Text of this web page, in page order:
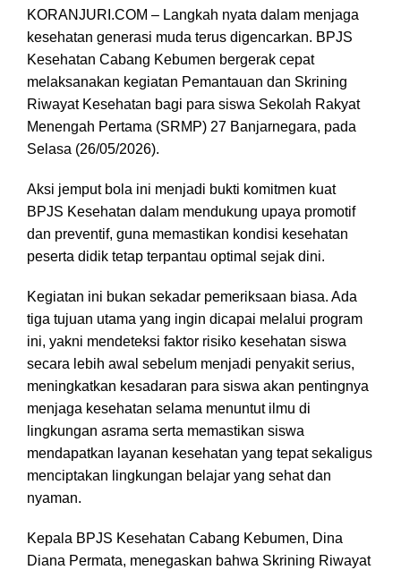
KORANJURI.COM – Langkah nyata dalam menjaga
kesehatan generasi muda terus digencarkan. BPJS
Kesehatan Cabang Kebumen bergerak cepat
melaksanakan kegiatan Pemantauan dan Skrining
Riwayat Kesehatan bagi para siswa Sekolah Rakyat
Menengah Pertama (SRMP) 27 Banjarnegara, pada
Selasa (26/05/2026).
Aksi jemput bola ini menjadi bukti komitmen kuat
BPJS Kesehatan dalam mendukung upaya promotif
dan preventif, guna memastikan kondisi kesehatan
peserta didik tetap terpantau optimal sejak dini.
Kegiatan ini bukan sekadar pemeriksaan biasa. Ada
tiga tujuan utama yang ingin dicapai melalui program
ini, yakni mendeteksi faktor risiko kesehatan siswa
secara lebih awal sebelum menjadi penyakit serius,
meningkatkan kesadaran para siswa akan pentingnya
menjaga kesehatan selama menuntut ilmu di
lingkungan asrama serta memastikan siswa
mendapatkan layanan kesehatan yang tepat sekaligus
menciptakan lingkungan belajar yang sehat dan
nyaman.
Kepala BPJS Kesehatan Cabang Kebumen, Dina
Diana Permata, menegaskan bahwa Skrining Riwayat